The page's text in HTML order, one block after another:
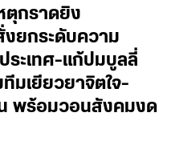
ตุกราดยิง
ยกระดับความ
ะเทศ-แก้ปมบูลลี่
มเยียวยาจิตใจ-
พร้อมวอนสังคมงด